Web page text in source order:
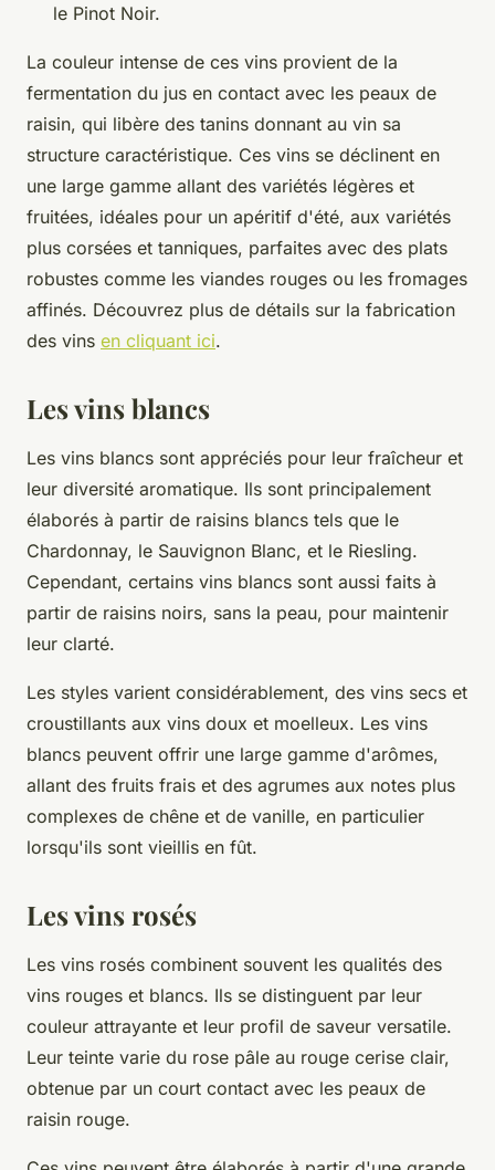
le Pinot Noir.
La couleur intense de ces vins provient de la
fermentation du jus en contact avec les peaux de
raisin, qui libère des tanins donnant au vin sa
structure caractéristique. Ces vins se déclinent en
une large gamme allant des variétés légères et
fruitées, idéales pour un apéritif d'été, aux variétés
plus corsées et tanniques, parfaites avec des plats
robustes comme les viandes rouges ou les fromages
affinés. Découvrez plus de détails sur la fabrication
des vins en cliquant ici.
Les vins blancs
Les vins blancs sont appréciés pour leur fraîcheur et
leur diversité aromatique. Ils sont principalement
élaborés à partir de raisins blancs tels que le
Chardonnay, le Sauvignon Blanc, et le Riesling.
Cependant, certains vins blancs sont aussi faits à
partir de raisins noirs, sans la peau, pour maintenir
leur clarté.
Les styles varient considérablement, des vins secs et
croustillants aux vins doux et moelleux. Les vins
blancs peuvent offrir une large gamme d'arômes,
allant des fruits frais et des agrumes aux notes plus
complexes de chêne et de vanille, en particulier
lorsqu'ils sont vieillis en fût.
Les vins rosés
Les vins rosés combinent souvent les qualités des
vins rouges et blancs. Ils se distinguent par leur
couleur attrayante et leur profil de saveur versatile.
Leur teinte varie du rose pâle au rouge cerise clair,
obtenue par un court contact avec les peaux de
raisin rouge.